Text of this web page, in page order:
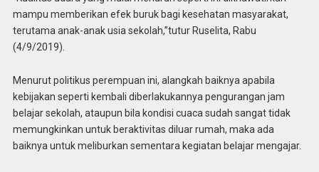
mampu memberikan efek buruk bagi kesehatan masyarakat,
terutama anak-anak usia sekolah,”tutur Ruselita, Rabu
(4/9/2019).
Menurut politikus perempuan ini, alangkah baiknya apabila
kebijakan seperti kembali diberlakukannya pengurangan jam
belajar sekolah, ataupun bila kondisi cuaca sudah sangat tidak
memungkinkan untuk beraktivitas diluar rumah, maka ada
baiknya untuk meliburkan sementara kegiatan belajar mengajar.